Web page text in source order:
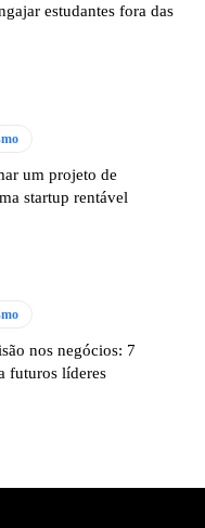
estudantes fora das
um projeto de
startup rentável
nos negócios: 7
futuros líderes